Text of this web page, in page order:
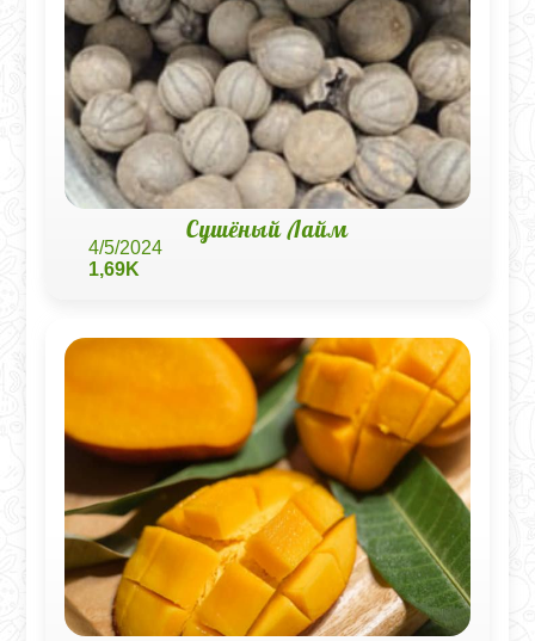
Сушёный Лайм
4/5/2024
1,69K